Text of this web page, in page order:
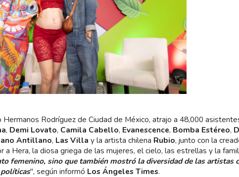
Rodríguez de Ciudad de México, atrajo a 48,000
, Demi Lovato, Camila Cabello, Evanescence, Bomba Estéreo,
Antillano, Las Villa y la artista chilena Rubio, junto con la
a Hera, la diosa griega de las mujeres, el cielo, las estrellas y la
femenino, sino que también mostró la diversidad de las artistas
", según informó Los Ángeles Times.